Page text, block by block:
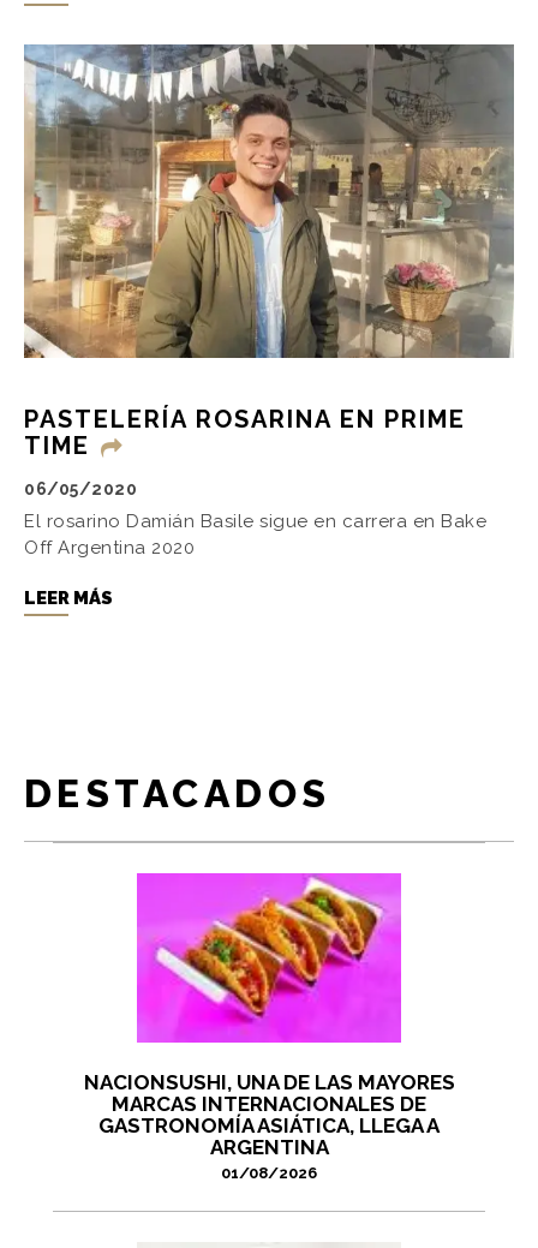
PASTELERÍA ROSARINA EN PRIME
TIME
06/05/2020
El rosarino Damián Basile sigue en carrera en Bake
Off Argentina 2020
LEER MÁS
DESTACADOS
NACIONSUSHI, UNA DE LAS MAYORES
MARCAS INTERNACIONALES DE
GASTRONOMÍA ASIÁTICA, LLEGA A
ARGENTINA
01/08/2026